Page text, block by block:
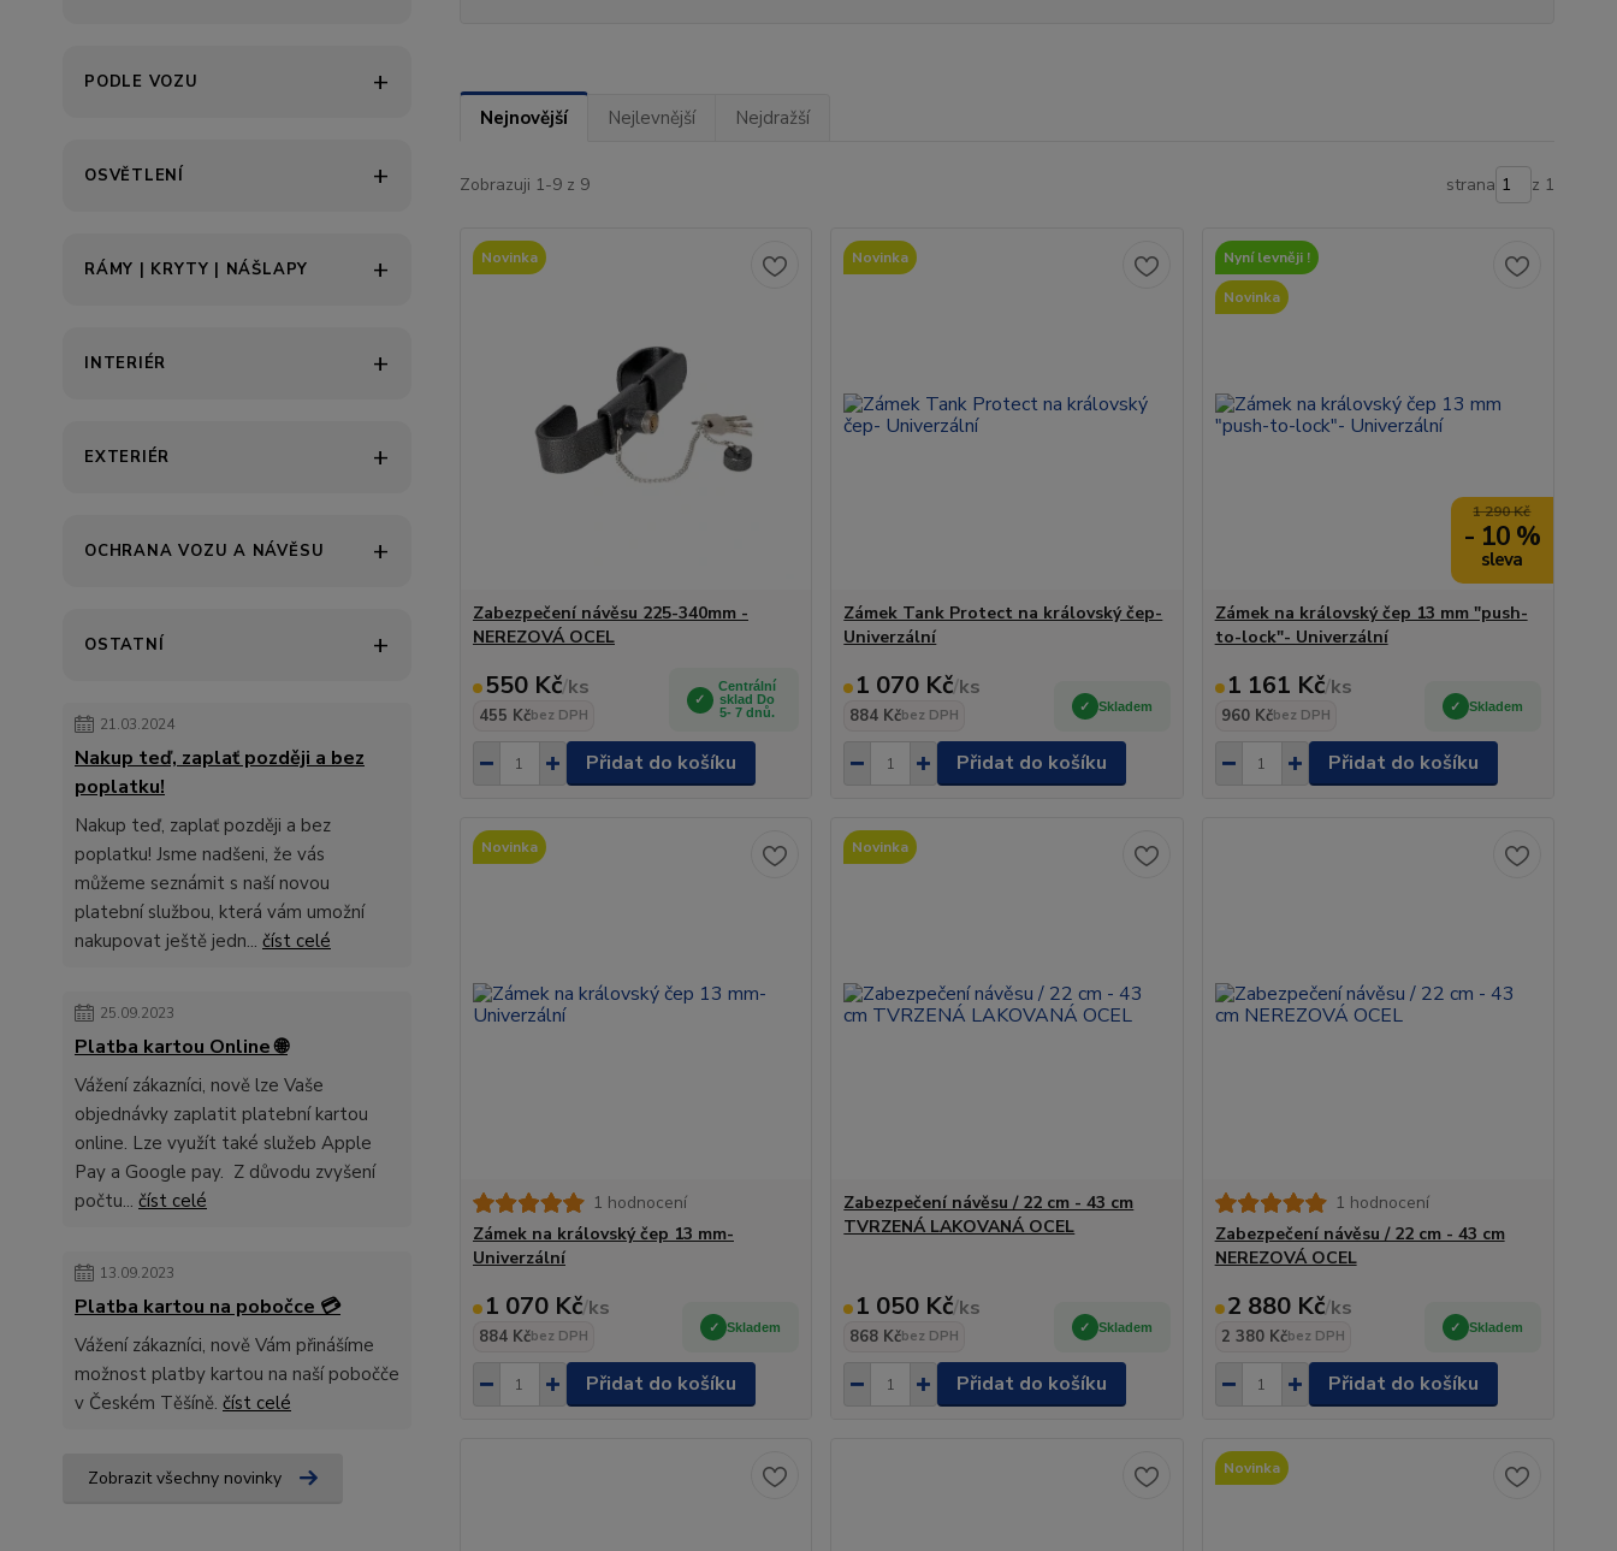
PODLE VOZU
OSVĚTLENÍ
RÁMY | KRYTY | NÁŠLAPY
INTERIÉR
EXTERIÉR
OCHRANA VOZU A NÁVĚSU
OSTATNÍ
21.03.2024
Nakup teď, zaplať později a bez
poplatku!
Nakup teď, zaplať později a bez
poplatku! Jsme nadšeni, že vás
můžeme seznámit s naší novou
platební službou, která vám umožní
nakupovat ještě jedn... číst celé
25.09.2023
Platba kartou Online 🌐
Vážení zákazníci, nově lze Vaše
objednávky zaplatit platební kartou
online. Lze využít také služeb Apple
Pay a Google pay. Z důvodu zvyšení
počtu... číst celé
13.09.2023
Platba kartou na pobočce 💳
Vážení zákazníci, nově Vám přinášíme
možnost platby kartou na naší pobočče
v Českém Těšíně. číst celé
Zobrazit všechny novinky
Nejnovější Nejlevnější Nejdražší
Zobrazuji 1-9 z 9 strana z 1
Novinka
Zabezpečení návěsu 225-340mm -
NEREZOVÁ OCEL
550 Kč/ks
455 Kčbez DPH
Centrální
sklad Do
5- 7 dnů.
Přidat do košíku
Novinka
Zámek Tank Protect na královský čep-
Univerzální
1 070 Kč/ks
884 Kčbez DPH
Skladem
Přidat do košíku
Nyní levněji !
Novinka
1 290 Kč
- 10 %
Zámek na královský čep 13 mm "push-
to-lock"- Univerzální
1 161 Kč/ks
960 Kčbez DPH
Skladem
Přidat do košíku
Novinka
1 hodnocení
Zámek na královský čep 13 mm-
Univerzální
1 070 Kč/ks
884 Kčbez DPH
Skladem
Přidat do košíku
Novinka
Zabezpečení návěsu / 22 cm - 43 cm
TVRZENÁ LAKOVANÁ OCEL
1 050 Kč/ks
868 Kčbez DPH
Skladem
Přidat do košíku
1 hodnocení
Zabezpečení návěsu / 22 cm - 43 cm
NEREZOVÁ OCEL
2 880 Kč/ks
2 380 Kčbez DPH
Skladem
Přidat do košíku
Novinka